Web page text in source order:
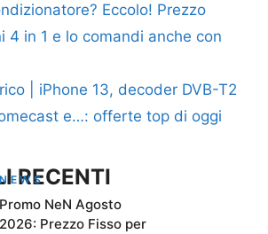
Eccolo! Prezzo
4 in 1 e lo comandi anche con
| iPhone 13, decoder DVB-T2
e…: offerte top di oggi
RECENTI
NEWS
Promo NeN Agosto
2026: Prezzo Fisso per